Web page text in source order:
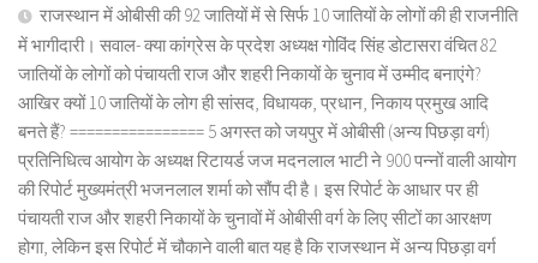
राजस्थान में ओबीसी की 92 जातियों में से सिर्फ 10 जातियों के लोगों की ही राजनीति
में भागीदारी। सवाल- क्या कांग्रेस के प्रदेश अध्यक्ष गोविंद सिंह डोटासरा वंचित 82
जातियों के लोगों को पंचायती राज और शहरी निकायों के चुनाव में उम्मीद बनाएंगे?
आखिर क्यों 10 जातियों के लोग ही सांसद, विधायक, प्रधान, निकाय प्रमुख आदि
बनते हैं? ================ 5 अगस्त को जयपुर में ओबीसी (अन्य पिछड़ा वर्ग)
प्रतिनिधित्व आयोग के अध्यक्ष रिटायर्ड जज मदनलाल भाटी ने 900 पन्नों वाली आयोग
की रिपोर्ट मुख्यमंत्री भजनलाल शर्मा को सौंप दी है। इस रिपोर्ट के आधार पर ही
पंचायती राज और शहरी निकायों के चुनावों में ओबीसी वर्ग के लिए सीटों का आरक्षण
होगा, लेकिन इस रिपोर्ट में चौकाने वाली बात यह है कि राजस्थान में अन्य पिछड़ा वर्ग